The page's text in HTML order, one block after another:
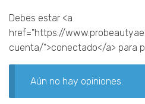
Debes estar <a
href="https://
cuenta/">conectado</a> para
Aún no hay opiniones.